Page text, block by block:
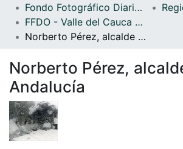
Fondo Fotográfico Diario Occidente
FFDO - Valle del Cauca - Patrimonial
Norberto Pérez, alcalde de Andalucía
Norberto Pérez,
Andalucía